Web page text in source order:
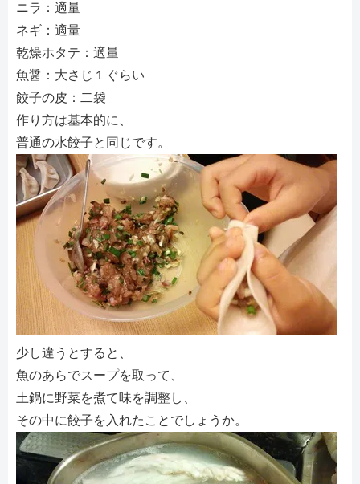
ニラ：適量
ネギ：適量
乾燥ホタテ：適量
魚醤：大さじ１ぐらい
餃子の皮：二袋
作り方は基本的に、
普通の水餃子と同じです。
少し違うとすると、
魚のあらでスープを取って、
土鍋に野菜を煮て味を調整し、
その中に餃子を入れたことでしょうか。